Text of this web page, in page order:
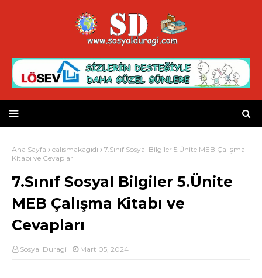
Ana Sayfa calısmakagıdı
7.Sınıf Sosyal Bilgiler 5.Ünite MEB Çalışma
Kitabı ve Cevapları
7.Sınıf Sosyal Bilgiler 5.Ünite
MEB Çalışma Kitabı ve
Cevapları
Sosyal Duragi Mart 05, 2024